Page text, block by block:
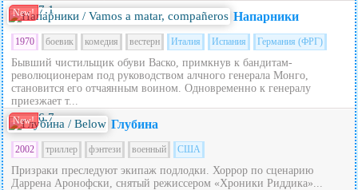
New! 7.1 Напарники
1970 боевик комедия вестерн Италия Испания Германия (ФРГ)
Бывший чистильщик обуви Васко, примкнув к бандитам-
революционерам под руководством алчного генерала Монго,
становится его отчаянным воином. Одновременно к генералу
приезжает т...
New! 6.7 Глубина
2002 триллер фэнтези военный США
Призраки преследуют экипаж подлодки. Хоррор по сценарию
Даррена Аронофски, снятый режиссером «Хроники Риддика»...